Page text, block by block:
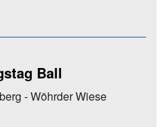
Ball
- Wöhrder Wiese